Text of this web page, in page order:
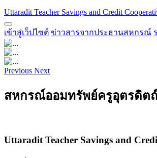
Uttaradit Teacher Savings and Credit
เข้าสู่เว็ปไซต์ ข่าวสารจากประธานสหกรณ์
Previous Next
สหกรณ์ออมทรัพย์ครูอุตรดิต
Uttaradit Teacher Savings and